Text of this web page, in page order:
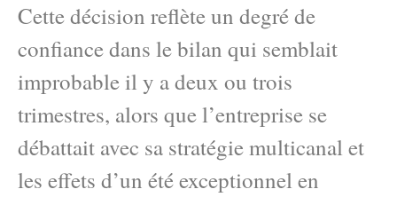
Cette décision reflète un degré de
confiance dans le bilan qui semblait
improbable il y a deux ou trois
trimestres, alors que l’entreprise se
débattait avec sa stratégie multicanal et
les effets d’un été exceptionnel en